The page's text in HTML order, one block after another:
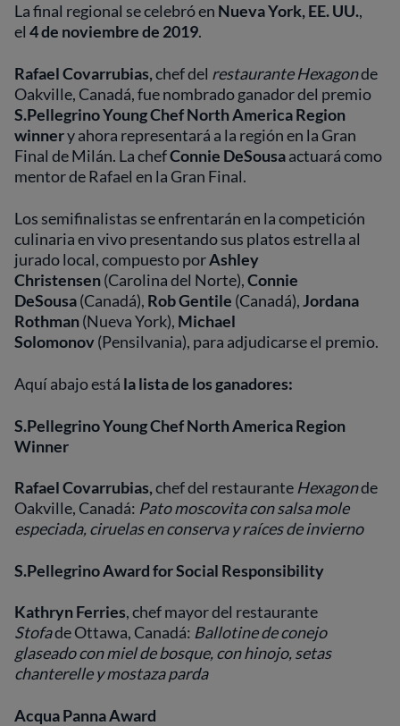
La final regional se celebró en Nueva York, EE. UU.,
el 4 de noviembre de 2019.
Rafael Covarrubias,chef del restaurante Hexagonde
Oakville, Canadá, fue nombrado ganador del premio
S.Pellegrino Young Chef North America Region
winnery ahora representará a la región en la Gran
Final de Milán. La chefConnie DeSousaactuará como
mentor de Rafael en la Gran Final.
Los semifinalistas se enfrentarán en la competición
culinaria en vivo presentando sus platos estrella al
jurado local, compuesto porAshley
Christensen(Carolina del Norte),Connie
DeSousa(Canadá), Rob Gentile (Canadá),Jordana
Rothman(Nueva York), Michael
Solomonov(Pensilvania), para adjudicarse el premio.
Aquí abajo está la lista de los ganadores:
S.Pellegrino Young Chef North America Region
Winner
Rafael Covarrubias,chef del restaurante Hexagonde
Oakville, Canadá: Pato moscovita con salsa mole
especiada, ciruelas en conserva y raíces de invierno
S.Pellegrino Award for Social Responsibility
Kathryn Ferries, chef mayor del restaurante
Stofade Ottawa, Canadá: Ballotine de conejo
glaseado con miel de bosque, con hinojo, setas
chanterelle y mostaza parda
Acqua Panna Award